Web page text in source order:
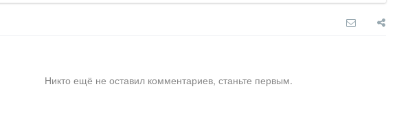
Никто ещё не оставил комментариев, станьте первым.